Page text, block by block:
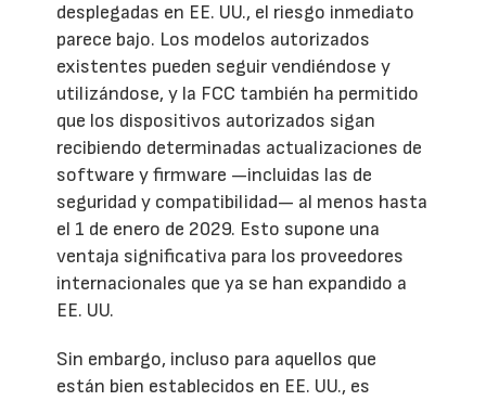
desplegadas en EE. UU., el riesgo inmediato
parece bajo. Los modelos autorizados
existentes pueden seguir vendiéndose y
utilizándose, y la FCC también ha permitido
que los dispositivos autorizados sigan
recibiendo determinadas actualizaciones de
software y firmware —incluidas las de
seguridad y compatibilidad— al menos hasta
el 1 de enero de 2029. Esto supone una
ventaja significativa para los proveedores
internacionales que ya se han expandido a
EE. UU.
Sin embargo, incluso para aquellos que
están bien establecidos en EE. UU., es